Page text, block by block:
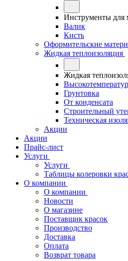
Инструменты для
Валик
Кисть
Оформительские
Жидкая теплоизоляция
Жидкая
Грунтовка
От конденсата
Строительный
Техническая
Акции
Акции
Прайс-лист
Услуги
Услуги
Таблицы колеровки
О компании
О компании
Новости
О магазине
Поставщик красок
Производство
Доставка
Оплата
Возврат товара